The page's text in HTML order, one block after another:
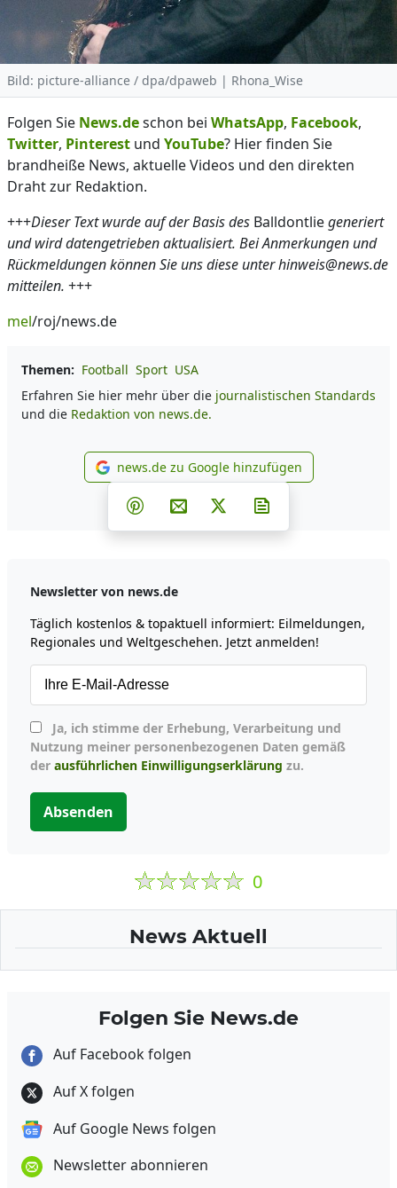
Bild: picture-alliance / dpa/dpaweb | Rhona_Wise
Folgen Sie News.deschon bei WhatsApp, Facebook,
Twitter, Pinterest und YouTube? Hier finden Sie
brandheiße News, aktuelle Videos und den direkten
Draht zur Redaktion.
+++Dieser Text wurde auf der Basis des Balldontliegeneriert
und wird datengetrieben aktualisiert. Bei Anmerkungen und
Rückmeldungen können Sie uns diese unter hinweis@news.de
mitteilen. +++
mel/roj/news.de
Themen: Football Sport USA
Erfahren Sie hier mehr über die journalistischen Standards
und die Redaktion von news.de.
news.de zu Google
news.de zu Google hinzufügen
Teilen auf Facebook
Teilen auf Whatsapp
Teilen auf Telegram
Teilen auf Pinterest
Per E-Mail teilen
Post auf X
Newsletter von news.de
Täglich kostenlos & topaktuell informiert: Eilmeldungen,
Regionales und Weltgeschehen. Jetzt anmelden!
Nutzung meiner personenbezogenen Daten gemäß
der ausführlichen Einwilligungserklärung zu.
Absenden
0
News Aktuell
Folgen Sie News.de
Auf Facebook folgen
Auf X folgen
Auf Google News folgen
Newsletter abonnieren